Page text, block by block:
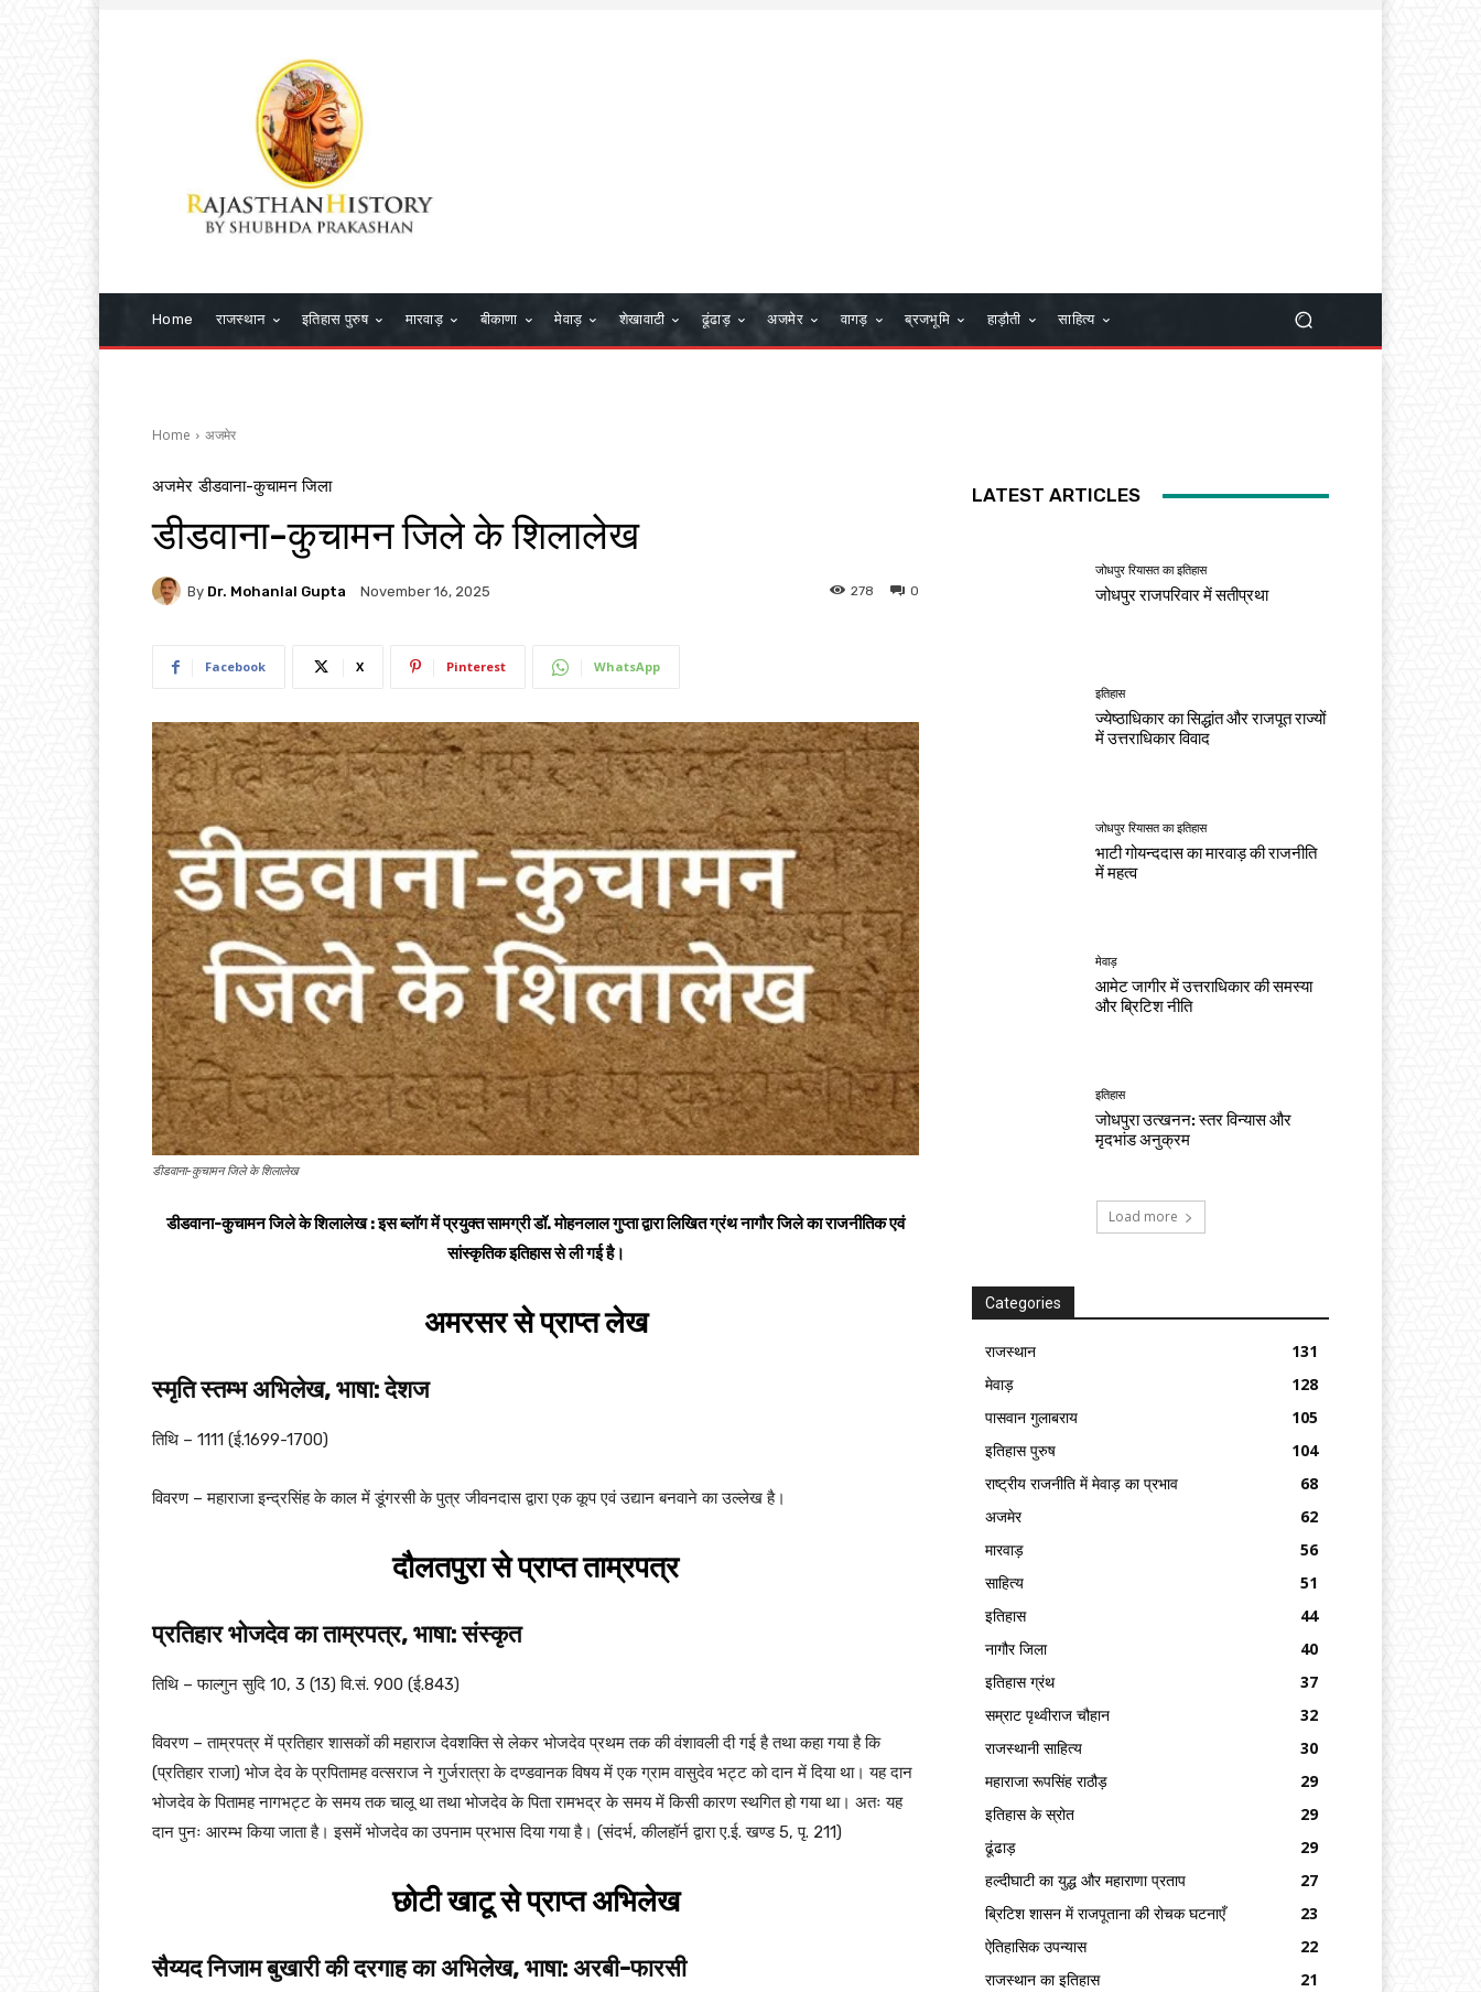
Home राजस्थान इतिहास पुरुष मारवाड़ बीकाणा मेवाड़ शेखावाटी ढूंढाड़ अजमेर वागड़ ब्रजभूमि हाड़ौती साहित्य
Home अजमेर
अजमेर डीडवाना-कुचामन जिला
डीडवाना-कुचामन जिले के शिलालेख
By Dr. Mohanlal Gupta November 16, 2025 0
278
Facebook X Pinterest WhatsApp
डीडवाना-कुचामन जिले के शिलालेख
डीडवाना-कुचामन जिले के शिलालेख : इस ब्लॉग में प्रयुक्त सामग्री डॉ. मोहनलाल गुप्ता द्वारा लिखित ग्रंथनागौर जिले का राजनीतिक एवं
सांस्कृतिकइतिहाससे ली गई है।
अमरसर से प्राप्त लेख
स्मृति स्तम्भ अभिलेख, भाषा: देशज
तिथि – 1111 (ई.1699-1700)
विवरण – महाराजा इन्द्रसिंह के काल में डूंगरसी के पुत्र जीवनदास द्वारा एक कूप एवं उद्यान बनवाने का उल्लेख है।
दौलतपुरा से प्राप्त ताम्रपत्र
प्रतिहार भोजदेव का ताम्रपत्र, भाषा: संस्कृत
तिथि – फाल्गुन सुदि 10, 3 (13) वि.सं. 900 (ई.843)
विवरण – ताम्रपत्र में प्रतिहार शासकों की महाराज देवशक्ति से लेकर भोजदेव प्रथम तक की वंशावली दी गई है तथा कहा गया है कि
(प्रतिहार राजा) भोज देव के प्रपितामह वत्सराज ने गुर्जरात्रा के दण्डवानक विषय में एक ग्राम वासुदेव भट्ट को दान में दिया था। यह दान
भोजदेव के पितामह नागभट्ट के समय तक चालू था तथा भोजदेव के पिता रामभद्र के समय में किसी कारण स्थगित हो गया था। अतः यह
दान पुनः आरम्भ किया जाता है। इसमें भोजदेव का उपनाम प्रभास दिया गया है। (संदर्भ, कीलहॉर्न द्वारा ए.ई. खण्ड 5, पृ. 211)
छोटी खाटू से प्राप्त अभिलेख
सैय्यद निजाम बुखारी की दरगाह का अभिलेख, भाषा: अरबी-फारसी
LATEST ARTICLES
जोधपुर रियासत का इतिहास
जोधपुर राजपरिवार में सतीप्रथा
इतिहास
ज्येष्ठाधिकार का सिद्धांत और राजपूत राज्यों
में उत्तराधिकार विवाद
जोधपुर रियासत का इतिहास
भाटी गोयन्ददास का मारवाड़ की राजनीति
में महत्व
मेवाड़
आमेट जागीर में उत्तराधिकार की समस्या
और ब्रिटिश नीति
इतिहास
जोधपुरा उत्खनन: स्तर विन्यास और
मृदभांड अनुक्रम
Load more
Categories
राजस्थान
131
मेवाड़
128
पासवान गुलाबराय
105
इतिहास पुरुष
104
राष्ट्रीय राजनीति में मेवाड़ का प्रभाव
68
अजमेर
62
मारवाड़
56
साहित्य
51
इतिहास
44
नागौर जिला
40
इतिहास ग्रंथ
37
सम्राट पृथ्वीराज चौहान
32
राजस्थानी साहित्य
30
महाराजा रूपसिंह राठौड़
29
इतिहास के स्रोत
29
ढूंढाड़
29
हल्दीघाटी का युद्ध और महाराणा प्रताप
27
ब्रिटिश शासन में राजपूताना की रोचक घटनाएँ
23
ऐतिहासिक उपन्यास
22
राजस्थान का इतिहास
21